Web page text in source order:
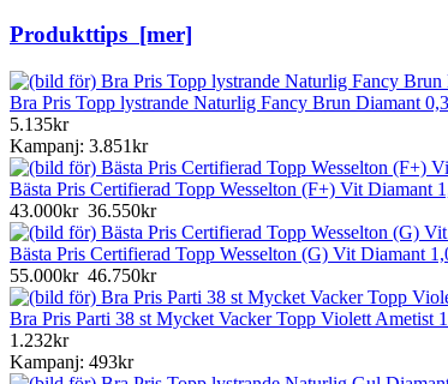
Produkttips [mer]
Bra Pris Topp lystrande Naturlig Fancy Brun Diamant
5.135kr
Kampanj: 3.851kr
Bästa Pris Certifierad Topp Wesselton (F+) Vit
43.000kr 36.550kr
Bästa Pris Certifierad Topp Wesselton (G) Vit Diamant
55.000kr 46.750kr
Bra Pris Parti 38 st Mycket Vacker Topp Violett
1.232kr
Kampanj: 493kr